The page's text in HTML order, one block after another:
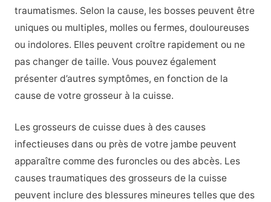
traumatismes. Selon la cause, les bosses peuvent être
uniques ou multiples, molles ou fermes, douloureuses
ou indolores. Elles peuvent croître rapidement ou ne
pas changer de taille. Vous pouvez également
présenter d’autres symptômes, en fonction de la
cause de votre grosseur à la cuisse.
Les grosseurs de cuisse dues à des causes
infectieuses dans ou près de votre jambe peuvent
apparaître comme des furoncles ou des abcès. Les
causes traumatiques des grosseurs de la cuisse
peuvent inclure des blessures mineures telles que des